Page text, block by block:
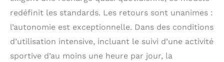
quai du point du jour,
92100 boulogne-
billancourt, et
rcs de nanterre sous le
numéro 451 063 739
redéfinit les standards. Les retours sont unanimes :
l’autonomie est exceptionnelle. Dans des conditions
d’utilisation intensive, incluant le suivi d’une activité
sportive d’au moins une heure par jour, la